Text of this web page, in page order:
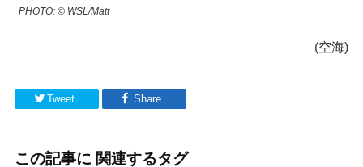
PHOTO: © WSL/Matt
(空海)
Tweet Share
この記事に 関連するタグ